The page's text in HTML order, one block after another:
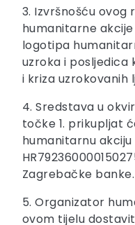
3. Izvršnošću ovog
humanitarne
logotipa
uzroka i
i kriza uzrokovanih
4. Sredstava u
točke 1. prikupljat
humanitarnu akciju
Zagrebačke banke.
5. Organizator
ovom tijelu